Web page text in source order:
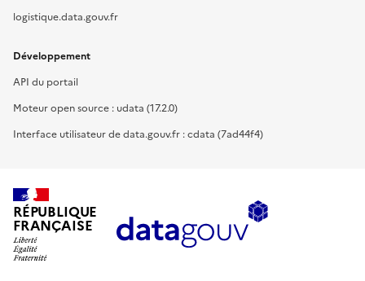
logistique.data.gouv.fr
Développement
API du portail
Moteur open source : udata (17.2.0)
Interface utilisateur de data.gouv.fr : cdata (7ad44f4)
RÉPUBLIQUE
FRANÇAISE